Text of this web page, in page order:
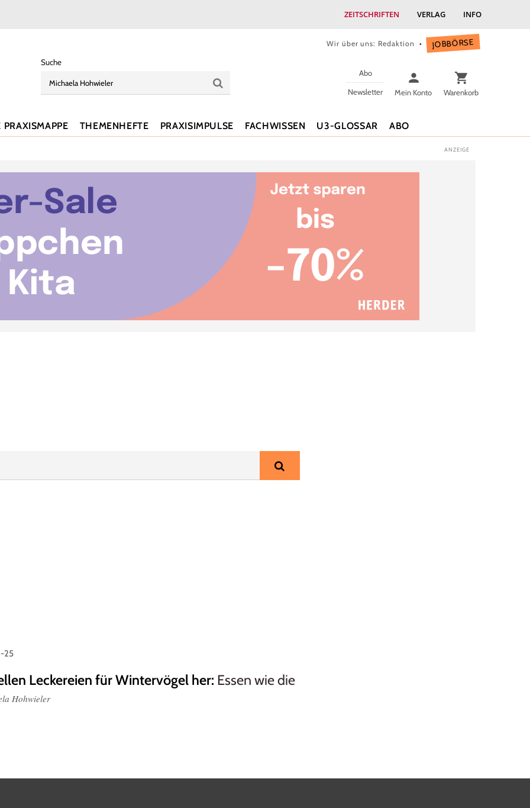
ZEITSCHRIFTEN VERLAG INFO
Wir über uns: Redaktion JOBBÖRSE
Suche
Abo
Newsletter
Mein Konto Warenkorb
PRAXISMAPPE THEMENHEFTE PRAXISIMPULSE FACHWISSEN U3-GLOSSAR ABO
25
Leckereien für Wintervögel her: Essen wie die
Hohwieler